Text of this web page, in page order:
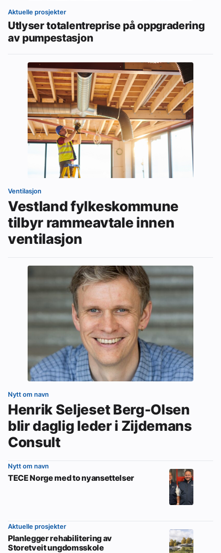
Aktuelle prosjekter
Utlyser totalentreprise på oppgradering
av pumpestasjon
Ventilasjon
Vestland fylkeskommune
tilbyr rammeavtale innen
ventilasjon
Nytt om navn
Henrik Seljeset Berg-Olsen
blir daglig leder i Zijdemans
Consult
Nytt om navn
TECE Norge med to nyansettelser
Aktuelle prosjekter
Planlegger rehabilitering av
Storetveit ungdomsskole